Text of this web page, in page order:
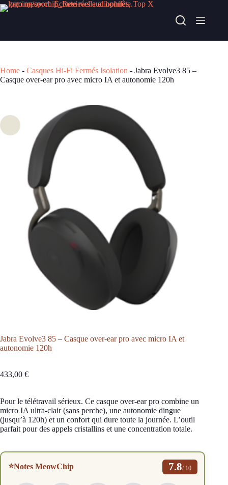
Passer
au
Acheter chez alternate
Home - Casques Hi-Fi Fermés Isolation - Jabra Evolve3 85 –
Casque over-ear pro avec micro IA et autonomie 120h
Jabra Evolve3 85 – Casque over-ear pro avec micro IA et
autonomie 120h
433,00 €
Pour le télétravail sérieux. Ce casque over-ear pro combine un
micro IA ultra-clair (sans perche), une autonomie dingue
(jusqu’à 120h) et un confort qui dure toute la journée. L’outil
parfait pour des appels cristallins et une concentration totale.
⭐Notes MeowChip 7.8/ 10